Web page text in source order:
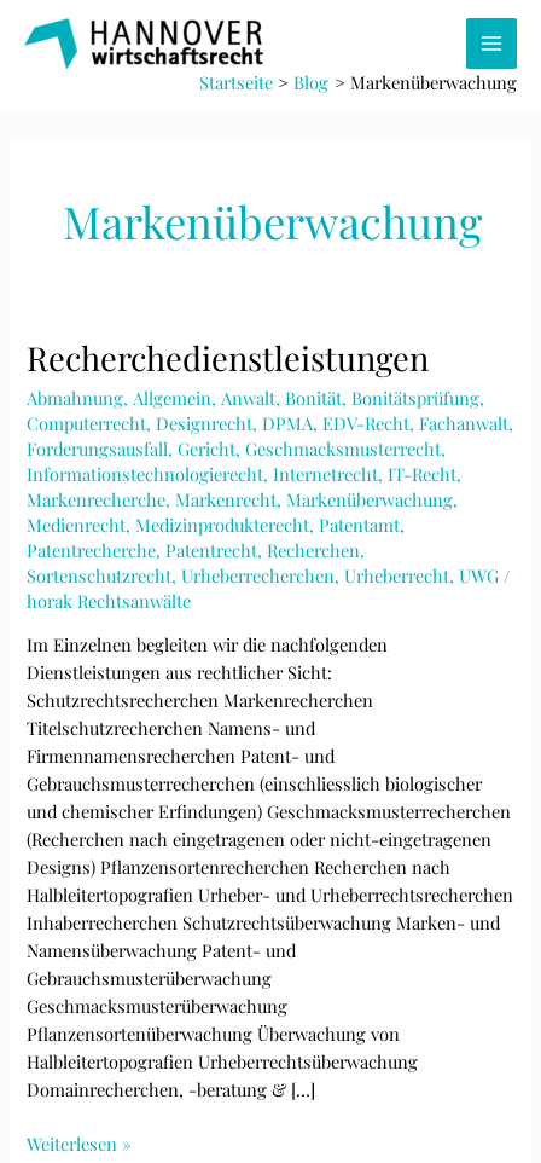
Inhalt
springen
Main
Startseite Blog Markenüberwachung
Markenüberwachung
Recherchedienstleistungen
Abmahnung, Allgemein, Anwalt,Bonität,Bonitätsprüfung,
Computerrecht,Designrecht,DPMA,EDV-Recht,Fachanwalt,
Forderungsausfall,Gericht,Geschmacksmusterrecht,
Informationstechnologierecht,Internetrecht,IT-Recht,
Markenrecherche,Markenrecht,Markenüberwachung,
Medienrecht,Medizinprodukterecht,Patentamt,
Patentrecherche,Patentrecht,Recherchen,
Sortenschutzrecht,Urheberrecherchen,Urheberrecht,UWG /
horak Rechtsanwälte
Im Einzelnen begleiten wir die nachfolgenden
Dienstleistungen aus rechtlicher Sicht:
Schutzrechtsrecherchen Markenrecherchen
Titelschutzrecherchen Namens- und
Firmennamensrecherchen Patent- und
Gebrauchsmusterrecherchen (einschliesslich biologischer
und chemischer Erfindungen) Geschmacksmusterrecherchen
(Recherchen nach eingetragenen oder nicht-eingetragenen
Designs) Pflanzensortenrecherchen Recherchen nach
Halbleitertopografien Urheber- und Urheberrechtsrecherchen
Inhaberrecherchen Schutzrechtsüberwachung Marken- und
Namensüberwachung Patent- und
Gebrauchsmusterüberwachung
Geschmacksmusterüberwachung
Pflanzensortenüberwachung Überwachung von
Halbleitertopografien Urheberrechtsüberwachung
Domainrecherchen, -beratung & […]
Recherchedienstleistungen
Weiterlesen »